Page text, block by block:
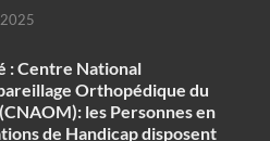
: Centre National
Orthopédique du
les Personnes en
de Handicap disposent